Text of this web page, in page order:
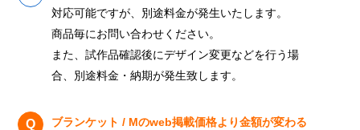
対応可能ですが、別途料金が発生いたします。
商品毎にお問い合わせください。
また、試作品確認後にデザイン変更などを行う場
合、別途料金・納期が発生致します。
ブランケット / Mのweb掲載価格より金額が変わる